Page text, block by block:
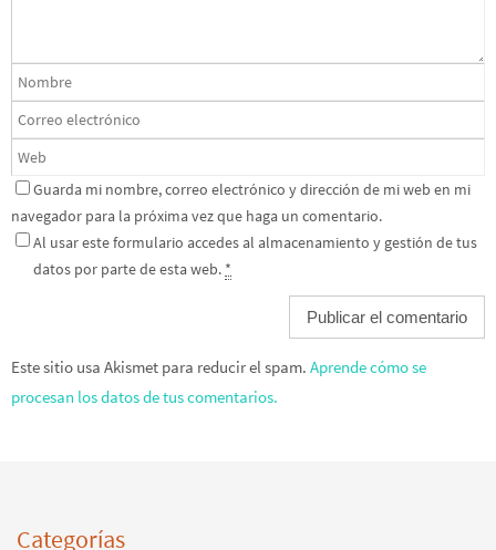
Guarda mi nombre, correo electrónico y dirección de mi web en mi
navegador para la próxima vez que haga un comentario.
Al usar este formulario accedes al almacenamiento y gestión de tus
datos por parte de esta web. *
Este sitio usa Akismet para reducir el spam. Aprende cómo se
procesan los datos de tus comentarios.
Categorías